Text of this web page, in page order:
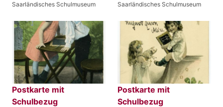
Saarländisches Schulmuseum Saarländisches Schulmuseum
Postkarte mit
Schulbezug
Postkarte mit
Schulbezug